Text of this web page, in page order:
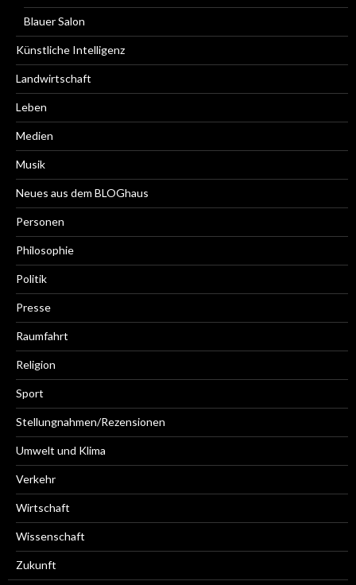
Blauer Salon
Künstliche Intelligenz
Landwirtschaft
Leben
Medien
Musik
Neues aus dem BLOGhaus
Personen
Philosophie
Politik
Presse
Raumfahrt
Religion
Sport
Stellungnahmen/Rezensionen
Umwelt und Klima
Verkehr
Wirtschaft
Wissenschaft
Zukunft